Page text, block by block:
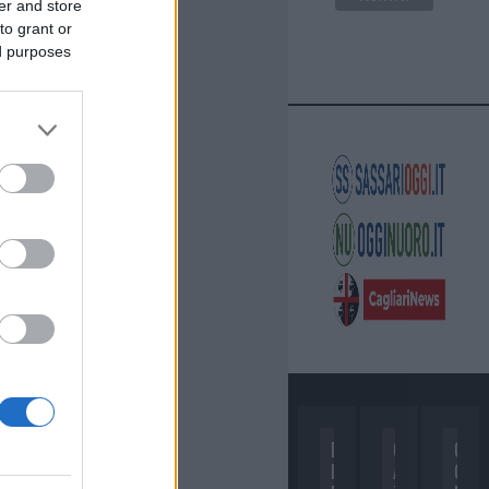
and store
grant or
purposes
D
I
C
A
C
O